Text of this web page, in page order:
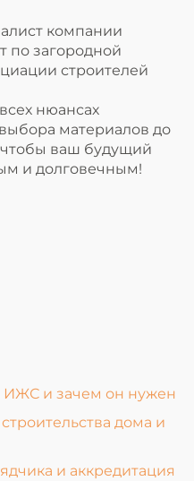
компании
по загородной
строителей
нюансах
материалов до
чтобы ваш будущий
и долговечным!
ИЖС и зачем он нужен
дома и
и аккредитация